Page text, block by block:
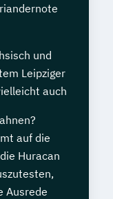
und
Leipziger
auch
auf die
Huracan
Ausrede